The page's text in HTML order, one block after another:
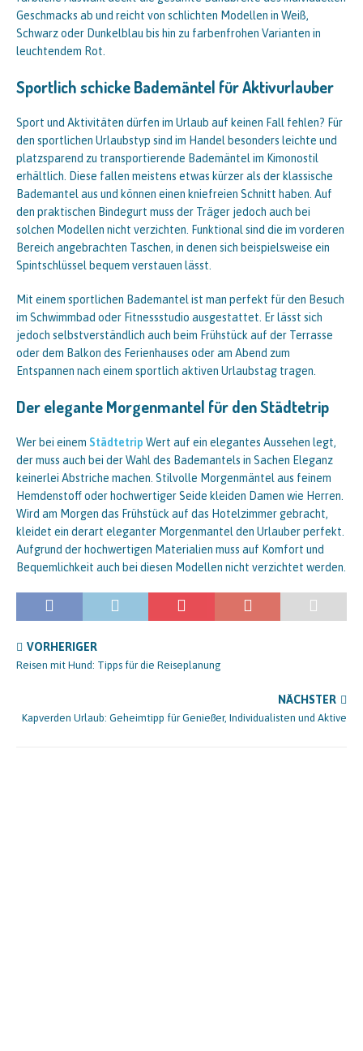
Geschmacks ab und reicht von schlichten Modellen in Weiß,
Schwarz oder Dunkelblau bis hin zu farbenfrohen Varianten in
leuchtendem Rot.
Sportlich schicke Bademäntel für Aktivurlauber
Sport und Aktivitäten dürfen im Urlaub auf keinen Fall fehlen? Für
den sportlichen Urlaubstyp sind im Handel besonders leichte und
platzsparend zu transportierende Bademäntel im Kimonostil
erhältlich. Diese fallen meistens etwas kürzer als der klassische
Bademantel aus und können einen kniefreien Schnitt haben. Auf
den praktischen Bindegurt muss der Träger jedoch auch bei
solchen Modellen nicht verzichten. Funktional sind die im vorderen
Bereich angebrachten Taschen, in denen sich beispielsweise ein
Spintschlüssel bequem verstauen lässt.
Mit einem sportlichen Bademantel ist man perfekt für den Besuch
im Schwimmbad oder Fitnessstudio ausgestattet. Er lässt sich
jedoch selbstverständlich auch beim Frühstück auf der Terrasse
oder dem Balkon des Ferienhauses oder am Abend zum
Entspannen nach einem sportlich aktiven Urlaubstag tragen.
Der elegante Morgenmantel für den Städtetrip
Wer bei einem Städtetrip Wert auf ein elegantes Aussehen legt,
der muss auch bei der Wahl des Bademantels in Sachen Eleganz
keinerlei Abstriche machen. Stilvolle Morgenmäntel aus feinem
Hemdenstoff oder hochwertiger Seide kleiden Damen wie Herren.
Wird am Morgen das Frühstück auf das Hotelzimmer gebracht,
kleidet ein derart eleganter Morgenmantel den Urlauber perfekt.
Aufgrund der hochwertigen Materialien muss auf Komfort und
Bequemlichkeit auch bei diesen Modellen nicht verzichtet werden.
VORHERIGER
Reisen mit Hund: Tipps für die Reiseplanung
NÄCHSTER
Kapverden Urlaub: Geheimtipp für Genießer, Individualisten und Aktive